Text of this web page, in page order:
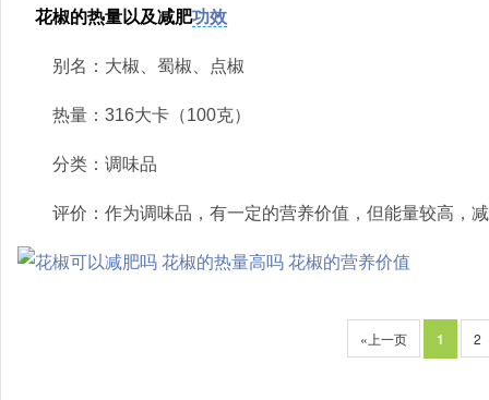
花椒的热量以及减肥功效
别名：大椒、蜀椒、点椒
热量：316大卡（100克）
分类：调味品
评价：作为调味品，有一定的营养价值，但能量较高，减
«上一页 1 2